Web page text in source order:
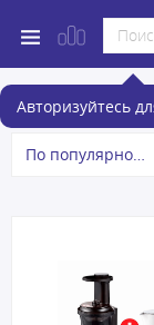
Авторизуйтесь
По популярности